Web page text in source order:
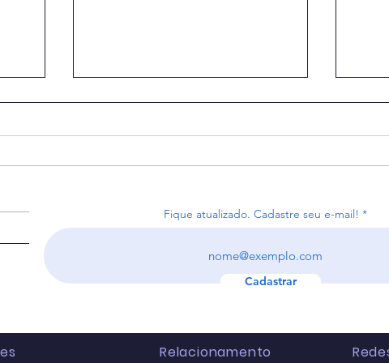
de declarações do IR na
Fique atualizado. Cadastre seu e-mail!
Cadastrar
Relacionamento